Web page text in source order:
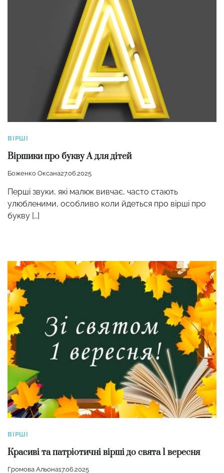
ВІРШІ
Віршики про букву А для дітей
Боженко Оксана27.06.2025
Перші звуки, які малюк вивчає, часто стають
улюбленими, особливо коли йдеться про вірші про
букву […]
ВІРШІ
Красиві та патріотичні вірші до свята 1 вересня
Громова Альона17.06.2025